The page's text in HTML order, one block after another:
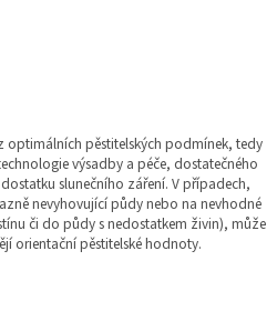
optimálních pěstitelských podmínek, tedy
výsadby a péče, dostatečného
slunečního záření. V případech,
nevyhovující půdy nebo na nevhodné
či do půdy s nedostatkem živin), může
orientační pěstitelské hodnoty.